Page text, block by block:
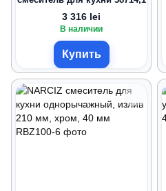
3 316 lei
В наличии
Купить